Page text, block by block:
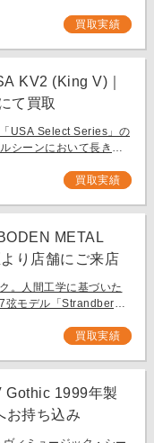
買取実績
KV2 (King V)｜
て買取
USA Select Series」の
シーンにおいて長きに
買取実績
METAL
り店舗にご来店
。人間工学に基づいた
弦モデル「Strandberg
買取実績
Gothic 1999年製
お持ち込み